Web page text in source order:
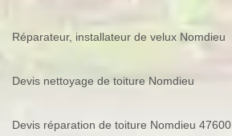
Réparateur, installateur de velux Nomdieu
Devis nettoyage de toiture Nomdieu
Devis réparation de toiture Nomdieu 47600